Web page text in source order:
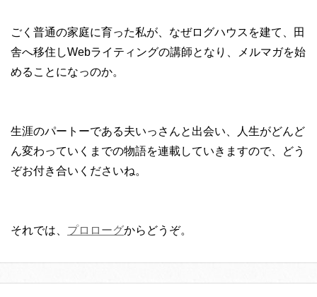
ごく普通の家庭に育った私が、なぜログハウスを建て、田
舎へ移住しWebライティングの講師となり、メルマガを始
めることになっのか。
生涯のパートーである夫いっさんと出会い、人生がどんど
ん変わっていくまでの物語を連載していきますので、どう
ぞお付き合いくださいね。
それでは、 プロローグからどうぞ。